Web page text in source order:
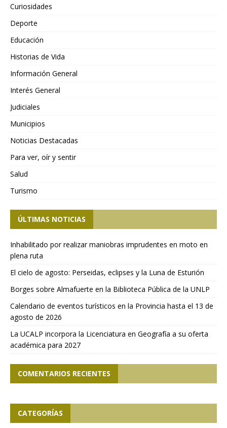
Curiosidades
Deporte
Educación
Historias de Vida
Información General
Interés General
Judiciales
Municipios
Noticias Destacadas
Para ver, oír y sentir
Salud
Turismo
ÚLTIMAS NOTICIAS
Inhabilitado por realizar maniobras imprudentes en moto en
plena ruta
El cielo de agosto: Perseidas, eclipses y la Luna de Esturión
Borges sobre Almafuerte en la Biblioteca Pública de la UNLP
Calendario de eventos turísticos en la Provincia hasta el 13 de
agosto de 2026
La UCALP incorpora la Licenciatura en Geografía a su oferta
académica para 2027
COMENTARIOS RECIENTES
CATEGORÍAS